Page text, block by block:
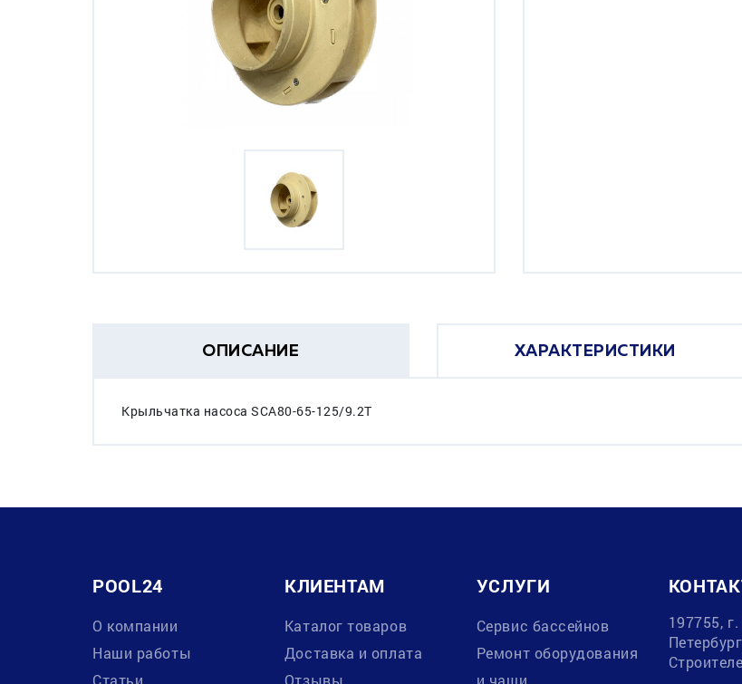
ОПИСАНИЕ ХАРАКТЕРИСТИКИ
Крыльчатка насоса SCA80-65-125/9.2T
POOL24
О компании
Наши работы
Статьи
КЛИЕНТАМ
Каталог товаров
Доставка и оплата
Отзывы
УСЛУГИ
Сервис бассейнов
Ремонт оборудования
и чаши
197755,